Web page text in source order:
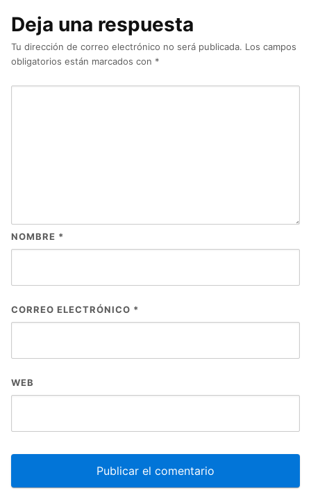
Deja una respuesta
Tu dirección de correo electrónico no será publicada. Los campos
obligatorios están marcados con *
NOMBRE *
CORREO ELECTRÓNICO *
WEB